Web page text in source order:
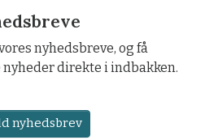
nyhedsbreve, og få
direkte i indbakken.
nyhedsbrev